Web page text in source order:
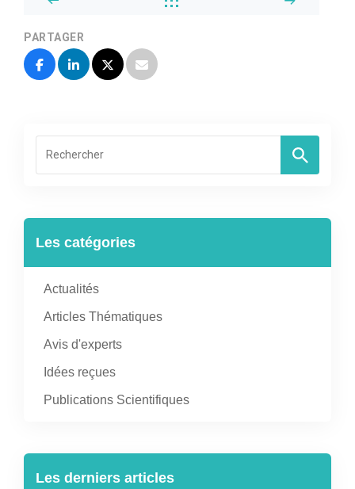
PARTAGER
Les catégories
Actualités
Articles Thématiques
Avis d'experts
Idées reçues
Publications Scientifiques
Les derniers articles